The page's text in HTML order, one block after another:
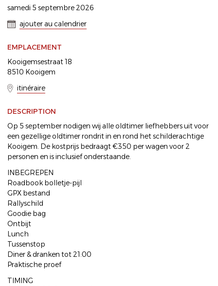
samedi 5 septembre 2026
ajouter au calendrier
EMPLACEMENT
Kooigemsestraat 18
8510 Kooigem
itinéraire
DESCRIPTION
Op 5 september nodigen wij alle oldtimer liefhebbers uit voor
een gezellige oldtimer rondrit in en rond het schilderachtige
Kooigem. De kostprijs bedraagt €350 per wagen voor 2
personen en is inclusief onderstaande.
INBEGREPEN
Roadbook bolletje-pijl
GPX bestand
Rallyschild
Goodie bag
Ontbijt
Lunch
Tussenstop
Diner & dranken tot 21:00
Praktische proef
TIMING